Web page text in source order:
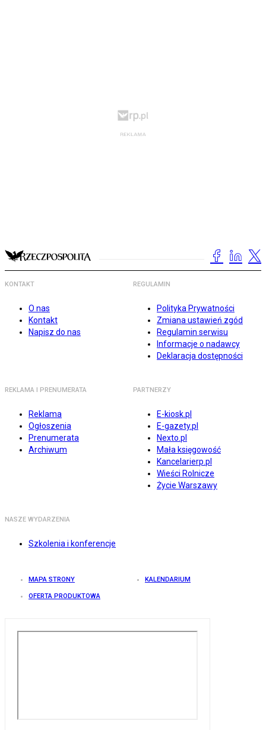
KONTAKT
O nas
Kontakt
Napisz do nas
REGULAMIN
Polityka Prywatności
Zmiana ustawień zgód
Regulamin serwisu
Informacje o nadawcy
Deklaracja dostępności
REKLAMA I PRENUMERATA
Reklama
Ogłoszenia
Prenumerata
Archiwum
PARTNERZY
E-kiosk.pl
E-gazety.pl
Nexto.pl
Mała księgowość
Kancelarierp.pl
Wieści Rolnicze
Życie Warszawy
NASZE WYDARZENIA
Szkolenia i konferencje
MAPA STRONY KALENDARIUM
OFERTA PRODUKTOWA